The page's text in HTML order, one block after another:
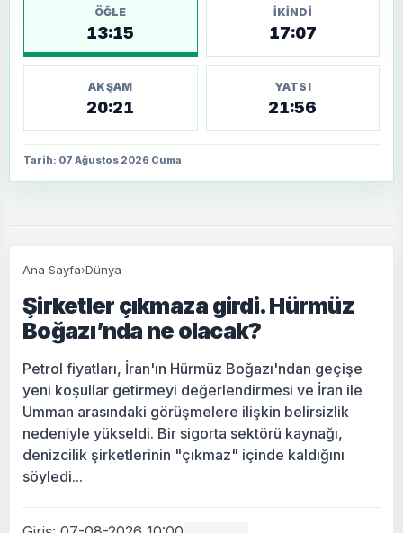
ÖĞLE
13:15
İKINDI
17:07
AKŞAM
20:21
YATSI
21:56
Tarih: 07 Ağustos 2026 Cuma
Ana Sayfa›Dünya
Şirketler çıkmaza girdi. Hürmüz
Boğazı’nda ne olacak?
Petrol fiyatları, İran'ın Hürmüz Boğazı'ndan geçişe
yeni koşullar getirmeyi değerlendirmesi ve İran ile
Umman arasındaki görüşmelere ilişkin belirsizlik
nedeniyle yükseldi. Bir sigorta sektörü kaynağı,
denizcilik şirketlerinin "çıkmaz" içinde kaldığını
söyledi...